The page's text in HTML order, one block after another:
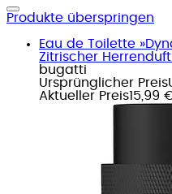
Produkte überspringen
Eau de Toilette
Zitrischer Herrenduft
bugatti
Ursprünglicher Preis
Aktueller Preis15,99